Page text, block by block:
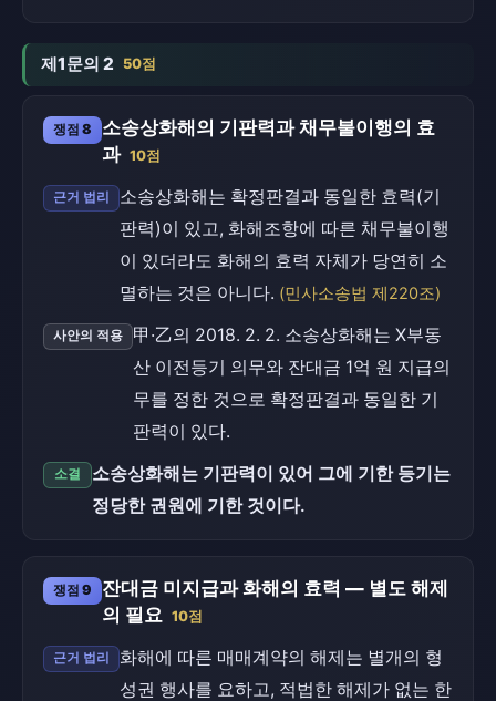
제1문의 2 50점
쟁점 8
소송상화해의 기판력과 채무불이행의 효
과 10점
근거 법리
소송상화해는 확정판결과 동일한 효력(기
판력)이 있고, 화해조항에 따른 채무불이행
이 있더라도 화해의 효력 자체가 당연히 소
멸하는 것은 아니다. (민사소송법 제220조)
사안의 적용
甲·乙의 2018. 2. 2. 소송상화해는 X부동
산 이전등기 의무와 잔대금 1억 원 지급의
무를 정한 것으로 확정판결과 동일한 기
판력이 있다.
소결
소송상화해는 기판력이 있어 그에 기한 등기는
정당한 권원에 기한 것이다.
쟁점 9
잔대금 미지급과 화해의 효력 — 별도 해제
의 필요 10점
근거 법리
화해에 따른 매매계약의 해제는 별개의 형
성권 행사를 요하고, 적법한 해제가 없는 한